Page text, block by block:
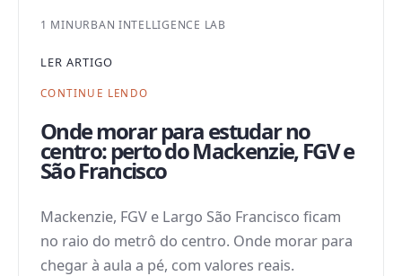
1 MINURBAN INTELLIGENCE LAB
LER ARTIGO
CONTINUE LENDO
Onde morar para estudar no
centro: perto do Mackenzie, FGV e
São Francisco
Mackenzie, FGV e Largo São Francisco ficam
no raio do metrô do centro. Onde morar para
chegar à aula a pé, com valores reais.